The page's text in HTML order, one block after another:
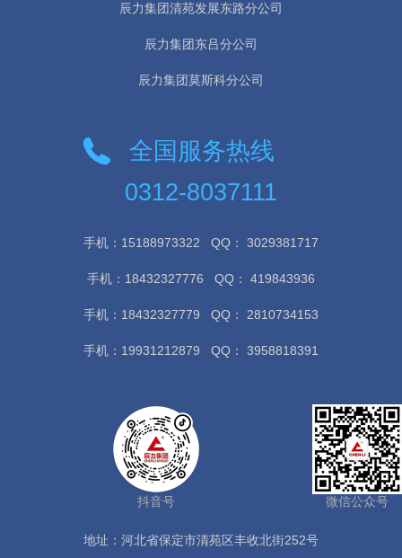
辰力集团清苑发展东路分公司
辰力集团东吕分公司
辰力集团莫斯科分公司
全国服务热线
0312-8037111
手机：15188973322 QQ： 3029381717
手机：18432327776 QQ： 419843936
手机：18432327779 QQ： 2810734153
手机：19931212879 QQ： 3958818391
抖音号 微信公众号
地址：河北省保定市清苑区丰收北街252号